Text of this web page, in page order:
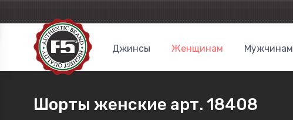
Джинсы Женщинам Мужчинам
Шорты женские арт. 18408